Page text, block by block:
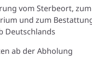
vom Sterbeort, zum
und zum
Deutschlands
ab der Abholung